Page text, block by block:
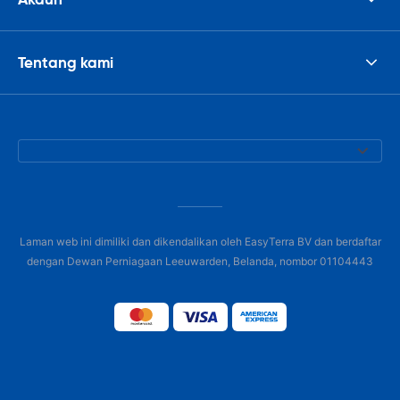
Tentang kami
Laman web ini dimiliki dan dikendalikan oleh EasyTerra BV dan berdaftar
dengan Dewan Perniagaan Leeuwarden, Belanda, nombor 01104443